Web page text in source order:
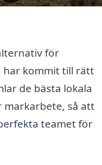
för
har kommit till rätt
de bästa lokala
så att
teamet för